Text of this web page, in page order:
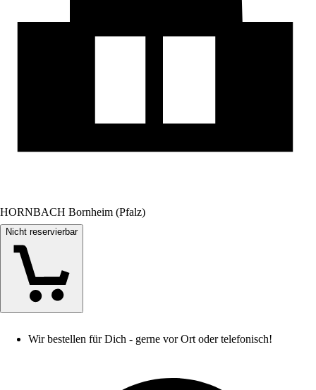
HORNBACH Bornheim (Pfalz)
Nicht reservierbar
Wir bestellen für Dich - gerne vor Ort oder telefonisch!